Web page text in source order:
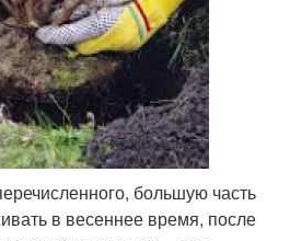
большую часть
в весеннее время, после